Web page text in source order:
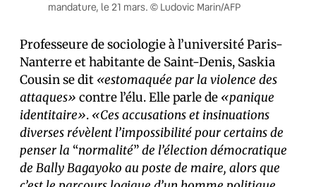
mandature, le 21 mars. © Ludovic Marin/AFP
Professeure de sociologie à l’université Paris-
Nanterre et habitante de Saint-Denis, Saskia
Cousin se dit «estomaquée par la violence des
attaques» contre l’élu. Elle parle de «panique
identitaire». «Ces accusations et insinuations
diverses révèlent l’impossibilité pour certains de
penser la “normalité”de l’élection démocratique
de Bally Bagayoko au poste de maire, alors que